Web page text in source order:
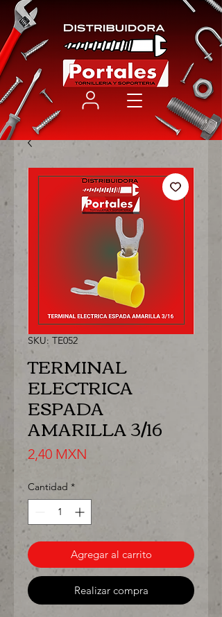
SKU: TE052
TERMINAL
ELECTRICA
ESPADA
AMARILLA 3/16
2,40 MXN
Cantidad *
Agregar al carrito
Realizar compra